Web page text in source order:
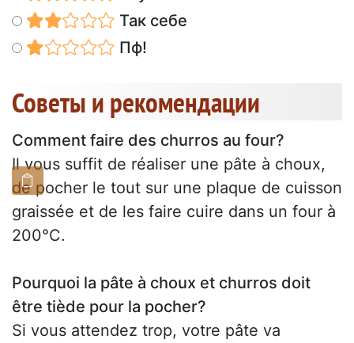
Так себе
Пф!
Советы и рекомендации
Comment faire des churros au four?
Il vous suffit de réaliser une pâte à choux,
de pocher le tout sur une plaque de cuisson
graissée et de les faire cuire dans un four à
200°C.
Pourquoi la pâte à choux et churros doit
être tiède pour la pocher?
Si vous attendez trop, votre pâte va